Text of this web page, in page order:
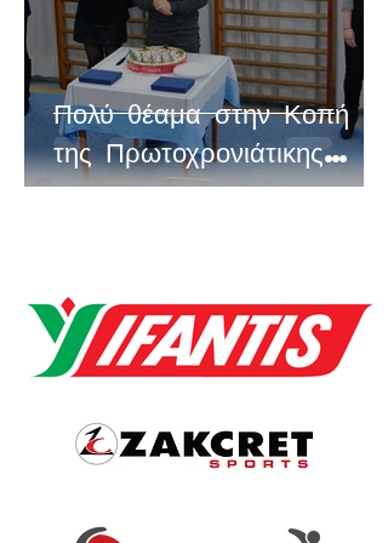
Πολύ θέαμα στην Κοπή
της Πρωτοχρονιάτικης
Πίτας του Μέγα